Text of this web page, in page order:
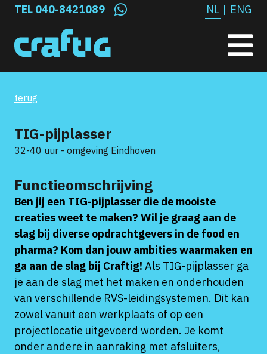
TEL 040-8421089 NL | ENG
terug
TIG-pijplasser
32-40 uur - omgeving Eindhoven
Functieomschrijving
Ben jij een TIG-pijplasser die de mooiste
creaties weet te maken? Wil je graag aan de
slag bij diverse opdrachtgevers in de food en
pharma? Kom dan jouw ambities waarmaken en
ga aan de slag bij Craftig! Als TIG-pijplasser ga
je aan de slag met het maken en onderhouden
van verschillende RVS-leidingsystemen. Dit kan
zowel vanuit een werkplaats of op een
projectlocatie uitgevoerd worden. Je komt
onder andere in aanraking met afsluiters,